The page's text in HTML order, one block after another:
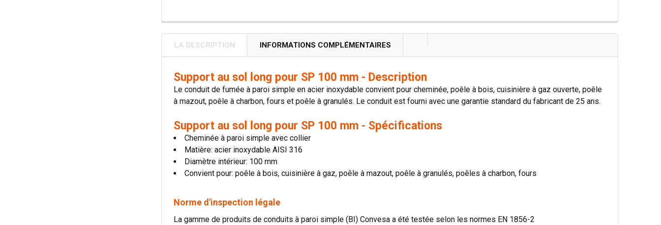
LA DESCRIPTION INFORMATIONS COMPLÉMENTAIRES
Support au sol long pour SP 100 mm - Description
Le conduit de fumée à paroi simple en acier inoxydable convient pour cheminée, poêle à bois, cuisinière à gaz ouverte, poêle
à mazout, poêle à charbon, fours et poêle à granulés. Le conduit est fourni avec une garantie standard du fabricant de 25 ans.
Support au sol long pour SP 100 mm - Spécifications
Cheminée à paroi simple avec collier
Matière: acier inoxydable AISI 316
Diamètre intérieur: 100 mm
Convient pour: poêle à bois, cuisinière à gaz, poêle à mazout, poêle à granulés, poêles à charbon, fours
Norme d'inspection légale
La gamme de produits de conduits à paroi simple (BI) Convesa a été testée selon les normes EN 1856-2